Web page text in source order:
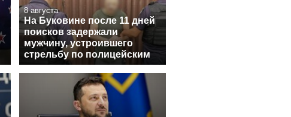
8 августа
На Буковине после 11 дней
поисков задержали
мужчину, устроившего
стрельбу по полицейским